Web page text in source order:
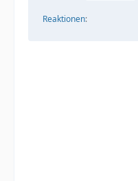
Reaktionen